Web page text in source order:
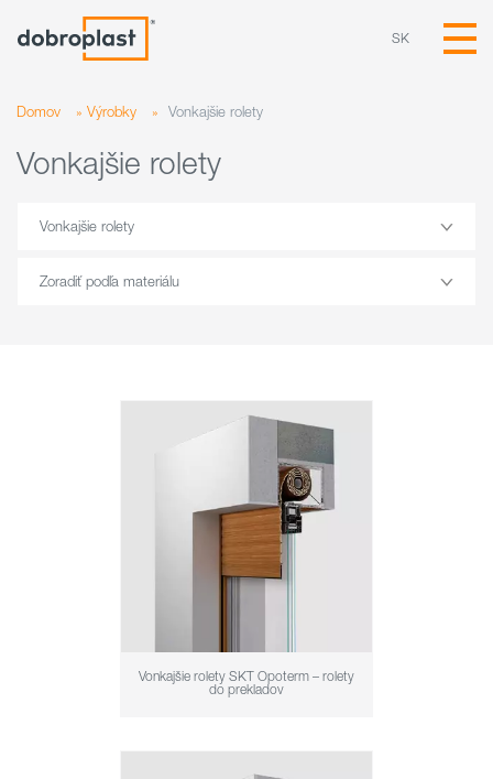
SK
Domov » Výrobky » Vonkajšie rolety
Vonkajšie rolety
Vonkajšie rolety
Zoradiť podľa materiálu
Vonkajšie rolety SKT Opoterm – rolety
do prekladov